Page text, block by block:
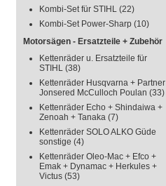
Kombi-Set für STIHL (22)
Kombi-Set Power-Sharp (10)
Motorsägen - Ersatzteile + Zubehör
Kettenräder u. Ersatzteile für
STIHL (38)
Kettenräder Husqvarna + Partner
Jonsered McCulloch Poulan (33)
Kettenräder Echo + Shindaiwa +
Zenoah + Tanaka (7)
Kettenräder SOLO ALKO Güde
sonstige (4)
Kettenräder Oleo-Mac + Efco +
Emak + Dynamac + Herkules +
Victus (53)